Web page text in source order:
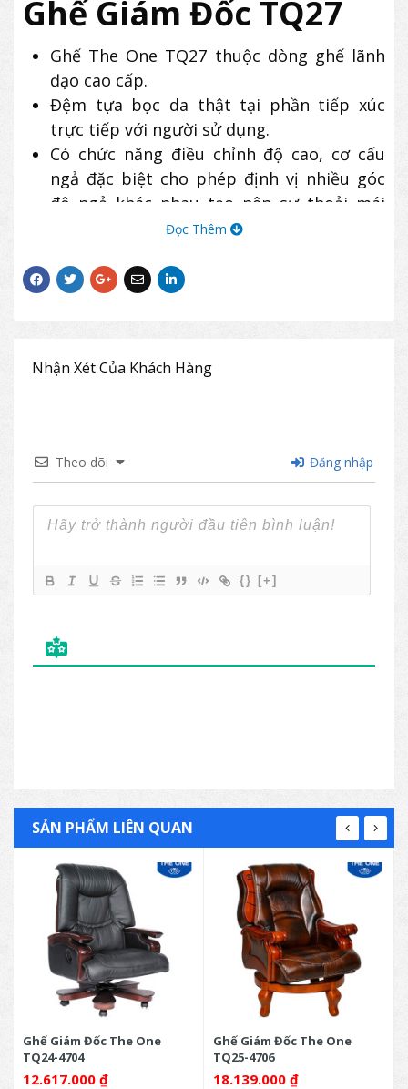
Ghế Giám Đốc TQ27
Ghế The One TQ27 thuộc dòng ghế lãnh
đạo cao cấp.
Đệm tựa bọc da thật tại phần tiếp xúc
trực tiếp với người sử dụng.
Có chức năng điều chỉnh độ cao, cơ cấu
ngả đặc biệt cho phép định vị nhiều góc
độ ngả khác nhau tạo nên sự thoải mái
cho người sử dụng.
Ghế Giám Dốc TQ27 thường được sử dụng
nên một không gian sang trọng, đăng cấp
Đọc Thêm
Nhận Xét Của Khách Hàng
Theo dõi Đăng nhập
{} [+]
SẢN PHẨM LIÊN QUAN
Ghế Giám Đốc The One
TQ24-4704
12.617.000 ₫
Ghế Giám Đốc The One
TQ25-4706
18.139.000 ₫